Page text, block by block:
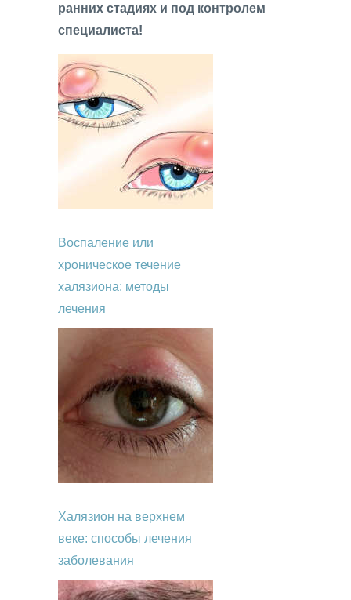
ранних стадиях и под контролем
специалиста!
Воспаление или
хроническое течение
халязиона: методы
лечения
Халязион на верхнем
веке: способы лечения
заболевания